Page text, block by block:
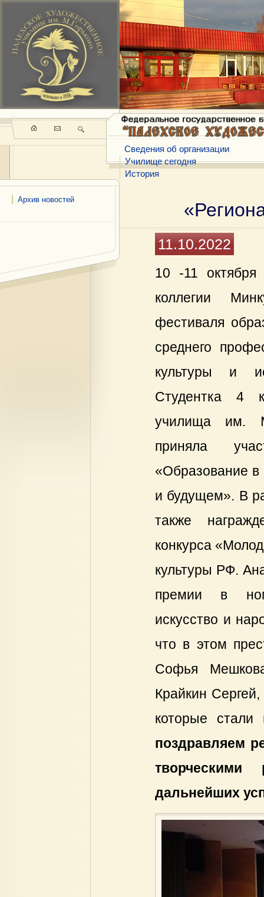
Архив новостей
Сведения об организации
Училище сегодня
История
11.10.2022
10 -11
коллегии
фестиваля
среднего
культуры и
Студентка 4
училища им.
приняла
«Образование в
и будущем». В
также
конкурса
культуры РФ.
премии в
искусство и
что в этом
Софья
Крайкин
которые
поздравляем
дальнейших